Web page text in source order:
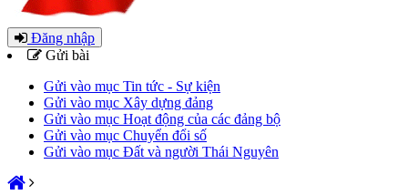
Đăng nhập
Gửi bài
Gửi vào mục Tin tức - Sự kiện
Gửi vào mục Xây dựng đảng
Gửi vào mục Hoạt động của các đảng bộ
Gửi vào mục Chuyển đổi số
Gửi vào mục Đất và người Thái Nguyên